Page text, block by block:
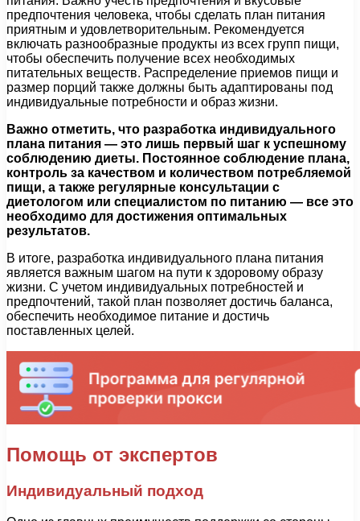
предпочтения человека, чтобы сделать план питания
приятным и удовлетворительным. Рекомендуется
включать разнообразные продукты из всех групп пищи,
чтобы обеспечить получение всех необходимых
питательных веществ. Распределение приемов пищи и
размер порций также должны быть адаптированы под
индивидуальные потребности и образ жизни.
Важно отметить, что разработка индивидуального
плана питания — это лишь первый шаг к успешному
соблюдению диеты. Постоянное соблюдение плана,
контроль за качеством и количеством потребляемой
пищи, а также регулярные консультации с
диетологом или специалистом по питанию — все это
необходимо для достижения оптимальных
результатов.
В итоге, разработка индивидуального плана питания
является важным шагом на пути к здоровому образу
жизни. С учетом индивидуальных потребностей и
предпочтений, такой план позволяет достичь баланса,
обеспечить необходимое питание и достичь
поставленных целей.
Помощь от экспертов
Индивидуальный подход